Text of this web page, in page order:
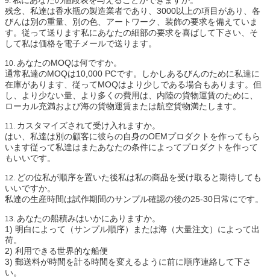
残念、私達は香水瓶の製造業者であり、3000以上の項目があり、各
びんは別の重量、別の色、アートワーク、装飾の要求を備えていま
す。従って送ります私にあなたの細部の要求を喜ばして下さい、そ
して私は価格を電子メールで送ります。
10. あなたのMOQは何ですか。
通常私達のMOQは10,000 PCです。しかしあるびんのために私達に
在庫があります、従ってMOQはより少しである場合もあります。但
し、より少ない量、より多くの費用は、内陸の貨物運賃のために、
ローカル充満および海の貨物運賃または航空貨物満たします。
11. カスタマイズされて受け入れますか。
はい、私達は別の顧客に彼らの自身のOEMプロダクトを作ってもら
います従って私達はまたあなたの条件によってプロダクトを作って
もいいです。
12. どの位私が順序を置いた後私は私の商品を受け取ると期待しても
いいですか。
私達の生産時間は試作期間のサンプル確認の後の25-30日常にです。
13. あなたの船積みはいかにありますか。
1) 明白によって（サンプル順序）または海（大量注文）によって出
荷。
2) 利用できる世界的な船便
3) 郵送料が時間を計る時間を変えるように前に順序連絡して下さ
い。